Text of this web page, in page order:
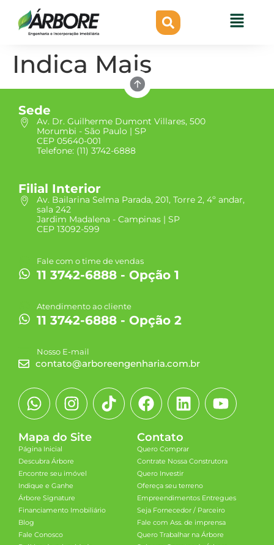
Indica Mais
Sede
Av. Dr. Guilherme Dumont Villares, 500
Morumbi - São Paulo | SP
CEP 05640-001
Telefone: (11) 3742-6888
Filial Interior
Av. Bailarina Selma Parada, 201, Torre 2, 4º andar,
sala 242
Jardim Madalena - Campinas | SP
CEP 13092-599
Fale com o time de vendas
11 3742-6888 - Opção 1
Atendimento ao cliente
11 3742-6888 - Opção 2
Nosso E-mail
contato@arboreengenharia.com.br
Mapa do Site
Página Inicial
Descubra Árbore
Encontre seu imóvel
Indique e Ganhe
Árbore Signature
Financiamento Imobiliário
Blog
Fale Conosco
Contato
Quero Comprar
Contrate Nossa Construtora
Quero Investir
Ofereça seu terreno
Empreendimentos Entregues
Seja Fornecedor / Parceiro
Fale com Ass. de imprensa
Quero Trabalhar na Árbore